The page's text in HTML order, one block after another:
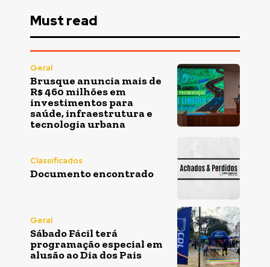
Must read
Geral
Brusque anuncia mais de
R$ 460 milhões em
investimentos para
saúde, infraestrutura e
tecnologia urbana
Classificados
Documento encontrado
Geral
Sábado Fácil terá
programação especial em
alusão ao Dia dos Pais